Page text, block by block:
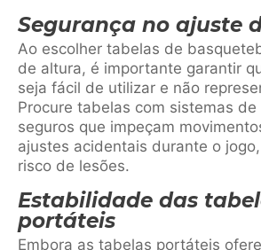
Segurança no ajuste
Ao escolher tabelas de
de altura, é importante garantir
seja fácil de utilizar e não
Procure tabelas com sistemas
seguros que impeçam
ajustes acidentais durante o
risco de lesões.
Estabilidade das
portáteis
Embora as tabelas portáteis